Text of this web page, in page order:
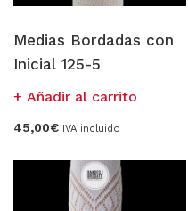
Medias Bordadas con
Inicial 125-5
Añadir al carrito
45,00€ IVA incluido